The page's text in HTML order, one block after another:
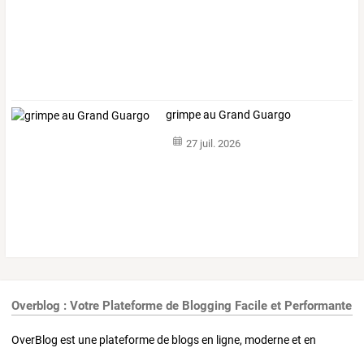
grimpe au Grand Guargo
27 juil. 2026
Overblog : Votre Plateforme de Blogging Facile et Performante
OverBlog est une plateforme de blogs en ligne, moderne et en